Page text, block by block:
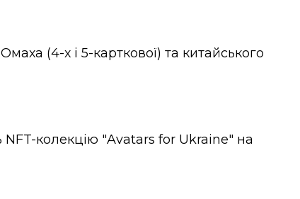
(4-х і 5-карткової) та китайського
NFT-колекцію "Avatars for Ukraine" на